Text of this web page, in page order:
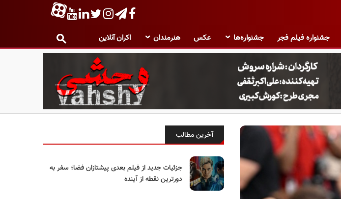
جشنواره فیلم فجر جشنواره‌ها عکس هنرمندان اکران آنلاین
آخرین مطالب
جزئیات جدید از فیلم بعدی پیشتازان فضا؛ سفر به
دورترین نقطه از آینده